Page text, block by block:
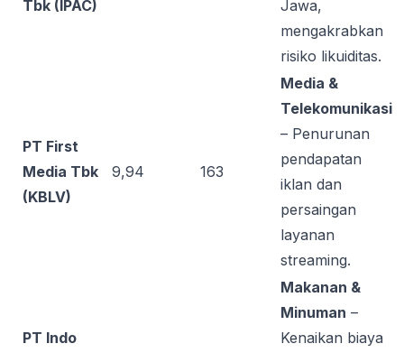
Tbk (IPAC)
Jawa,
mengakrabkan
risiko likuiditas.
PT First
Media Tbk
(KBLV)
9,94 163
Media &
Telekomunikasi
– Penurunan
pendapatan
iklan dan
persaingan
layanan
streaming.
PT Indo
Makanan &
Minuman –
Kenaikan biaya